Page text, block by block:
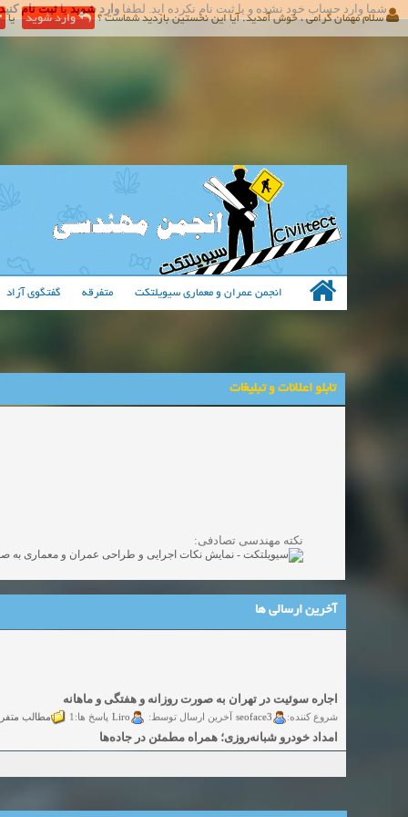
شما وارد حساب خود نشده و یا ثبت نام نکرده اید. لطفا وارد شویدیاثبت نام کنید
انجمن عمران و معماری سیویلتکت متفرقه گفتگوی آزاد
سلام مهمان گرامی ، خوش آمدید. آیا این نخستین بازدید شماست ؟ وارد شوید یا
تابلو اعلانات و تبلیغات
نکته مهندسی تصادفی:
آخرین ارسالی ها
شروع کننده: seoface3 آخرین ارسال توسط: Liro پاسخ ها:1
امداد خودرو شبانه‌روزی؛ همراه مطمئن در جاده‌ها
شروع کننده: yadak724 آخرین ارسال توسط: yadak724